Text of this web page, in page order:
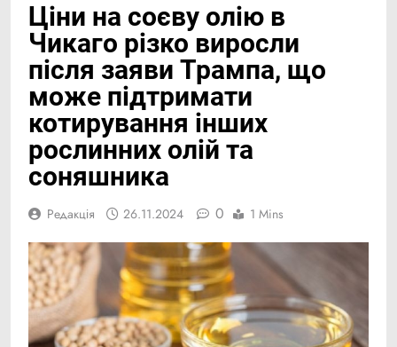
Ціни на соєву олію в
Чикаго різко виросли
після заяви Трампа, що
може підтримати
котирування інших
рослинних олій та
соняшника
Редакція 26.11.2024 0 1 Mins